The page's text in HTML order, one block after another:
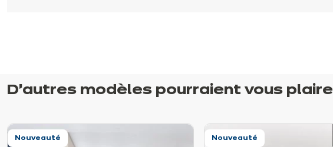
D’autres modèles pourraient vous plaire
Nouveauté Nouveauté